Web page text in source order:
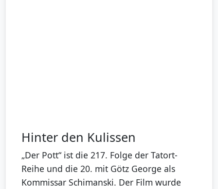
Hinter den Kulissen
„Der Pott“ ist die 217. Folge der Tatort-
Reihe und die 20. mit Götz George als
Kommissar Schimanski. Der Film wurde